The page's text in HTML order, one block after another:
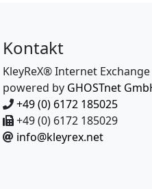
Kontakt
KleyReX® Internet Exchange
powered by GHOSTnet
+49 (0) 6172 185025
+49 (0) 6172 185029
info@kleyrex.net